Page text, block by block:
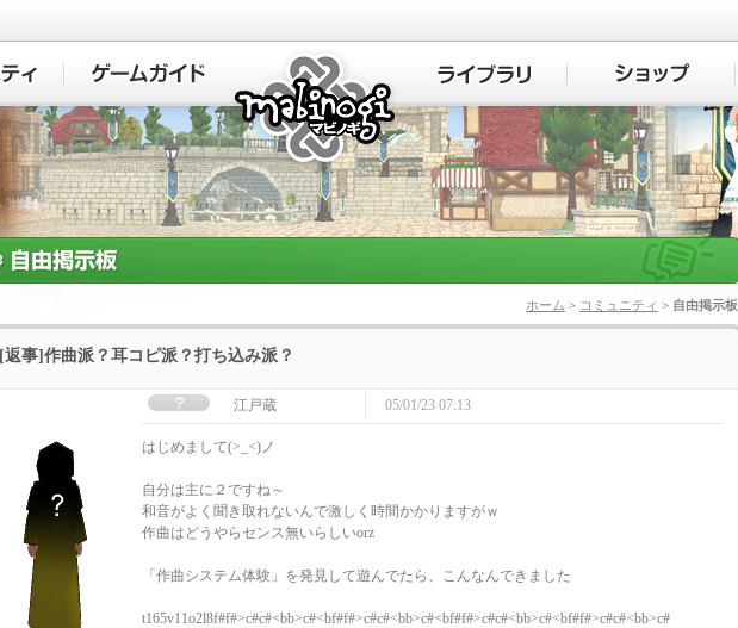
マビノギ
ホーム > コミュニティ > 自由掲示板
[返事]作曲派？耳コピ派？打ち込み派？
江戸蔵 05/01/23 07:13
はじめまして(>_<)ノ
自分は主に２ですね～
和音がよく聞き取れないんで激しく時間かかりますがｗ
作曲はどうやらセンス無いらしいorz
「作曲システム体験」を発見して遊んでたら、こんなんできました
t165v11o2l8f#f#>c#c#<bb>c#<bf#f#>c#c#<bb>c#<bf#f#>c#c#<bb>c#<bf#f#>c#c#<bb>c#